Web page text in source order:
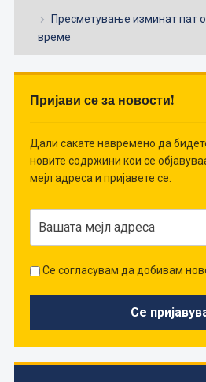
Пресметување изминат пат
време
Пријави се за новости!
Дали сакате навремено да
новите содржини кои се
мејл адреса и пријавете се.
Се согласувам да добивам